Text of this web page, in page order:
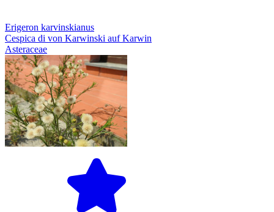
Erigeron karvinskianus
Cespica di von Karwinski auf Karwin
Asteraceae